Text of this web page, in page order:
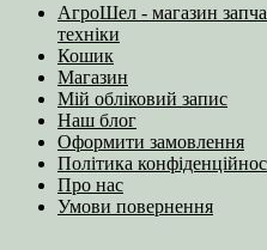
АгроШел - магазин
техніки
Кошик
Магазин
Мій обліковий запис
Наш блог
Оформити замовлення
Політика
Про нас
Умови повернення